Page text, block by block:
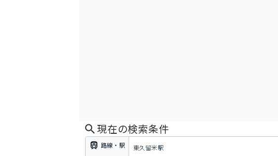
現在の検索条件
路線・駅 東久留米駅